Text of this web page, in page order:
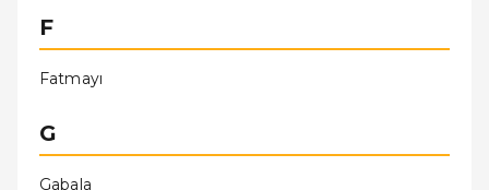
F
Fatmayı
G
Gabala